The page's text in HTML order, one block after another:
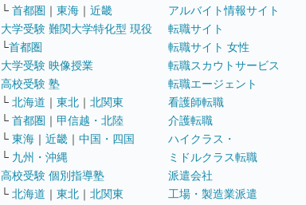
└ 首都圏 ｜ 東海 ｜ 近畿
大学受験 難関大学特化型 現役
└首都圏
大学受験 映像授業
高校受験 塾
└ 北海道 ｜ 東北 ｜ 北関東
└ 首都圏 ｜ 甲信越・北陸
└ 東海 ｜ 近畿 ｜ 中国・四国
└ 九州・沖縄
高校受験 個別指導塾
└ 北海道 ｜ 東北 ｜ 北関東
アルバイト情報サイト
転職サイト
転職サイト 女性
転職スカウトサービス
転職エージェント
看護師転職
介護転職
ハイクラス・
ミドルクラス転職
派遣会社
工場・製造業派遣